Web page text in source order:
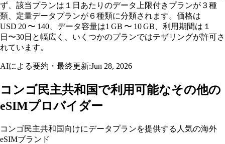
ず、該当プランは１日あたりのデータ上限付きプランが３種
類、定量データプランが６種類に分類されます。価格は
USD 20 〜 140、データ容量は1 GB 〜 10 GB、利用期間は１
日〜30日と幅広く、いくつかのプランではテザリングが許可さ
れています。
AIによる要約・最終更新:Jun 28, 2026
コンゴ民主共和国で利用可能なその他の
eSIMプロバイダー
コンゴ民主共和国向けにデータプランを提供する人気の海外
eSIMブランド